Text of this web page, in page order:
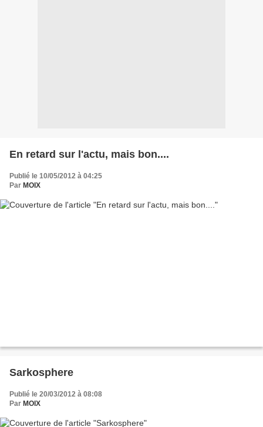
En retard sur l'actu, mais bon....
Publié le 10/05/2012 à 04:25
Par MOIX
Sarkosphere
Publié le 20/03/2012 à 08:08
Par MOIX